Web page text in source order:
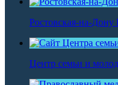
Ростовская-на-Дону
Центр семьи и